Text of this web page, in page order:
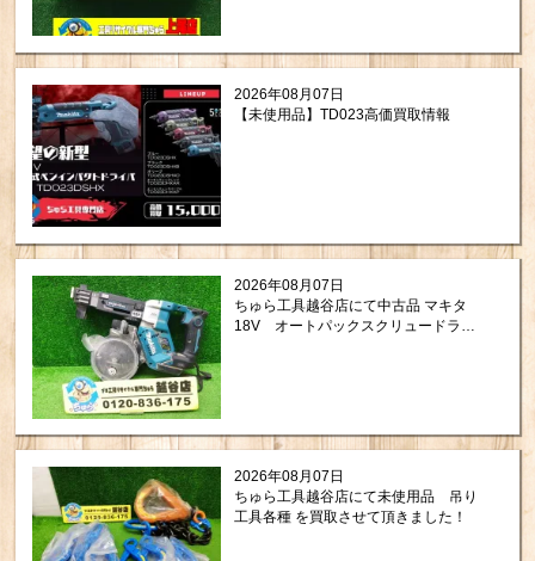
2026年08月07日
【未使用品】TD023高価買取情報
2026年08月07日
ちゅら工具越谷店にて中古品 マキタ
18V オートパックスクリュードライ
2026年08月07日
ちゅら工具越谷店にて未使用品 吊り
工具各種 を買取させて頂きました！